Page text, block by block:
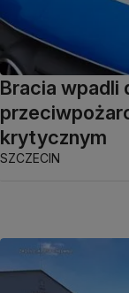
Bracia wpadli
krytycznym
SZCZECIN